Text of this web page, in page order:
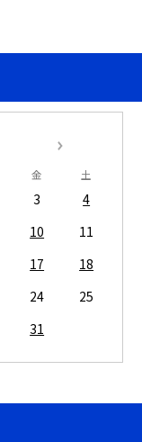
金 土
3
4
10
11
17
18
24
25
31